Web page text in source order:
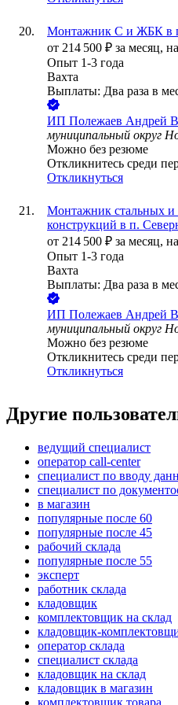
Монтажник С и ЖБК в
от 214 500 ₽ за месяц,
Опыт 1-3 года
Вахта
Выплаты: Два раза в
ИП Полежаев Андрей
муниципальный округ
Можно без резюме
Откликнитесь среди
Откликнуться
Монтажник стальных и
конструкций в п.
от 214 500 ₽ за месяц,
Опыт 1-3 года
Вахта
Выплаты: Два раза в
ИП Полежаев Андрей
муниципальный округ
Можно без резюме
Откликнитесь среди
Откликнуться
Другие
ведущий специалист
оператор call-center
специалист по вводу
специалист по
в магазин
популярные после 60
популярные после 45
рабочий склада
популярные после 55
эксперт
работник склада
кладовщик
комплектовщик на склад
кладовщик-
оператор склада
специалист склада
кладовщик на склад
кладовщик в магазин
комплектовщик товара